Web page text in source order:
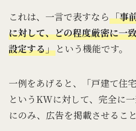
これは、一言で表すなら「事
に対して、どの程度厳密に一
設定する」という機能です。
一例をあげると、「戸建て住
というKWに対して、完全に
にのみ、広告を掲載させるこ